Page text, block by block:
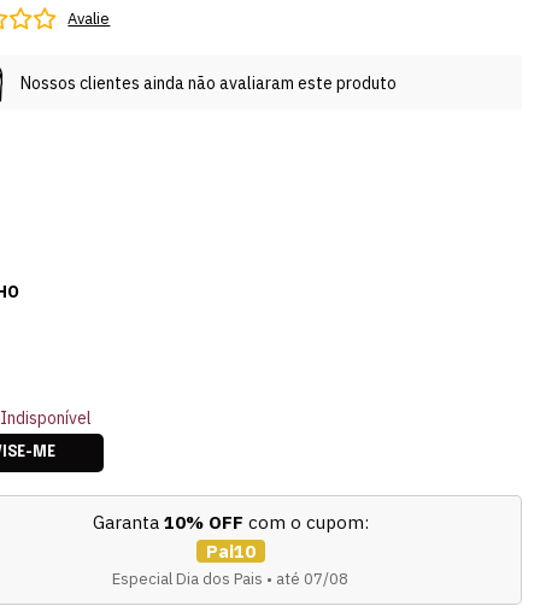
Avalie
Nossos clientes ainda não avaliaram este produto
ME
Garanta 10% OFF com o cupom:
Pai10
Especial Dia dos Pais • até 07/08